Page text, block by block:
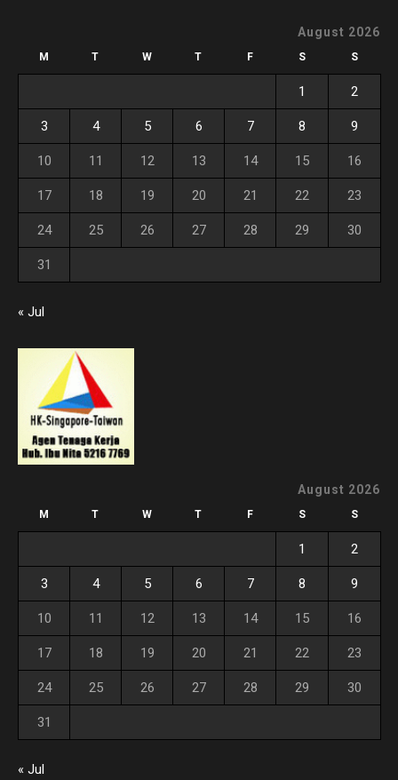
August 2026
M T W T F S S
1 2
3 4 5 6 7 8 9
10 11 12 13 14 15 16
17 18 19 20 21 22 23
24 25 26 27 28 29 30
31
« Jul
August 2026
M T W T F S S
1 2
3 4 5 6 7 8 9
10 11 12 13 14 15 16
17 18 19 20 21 22 23
24 25 26 27 28 29 30
31
« Jul